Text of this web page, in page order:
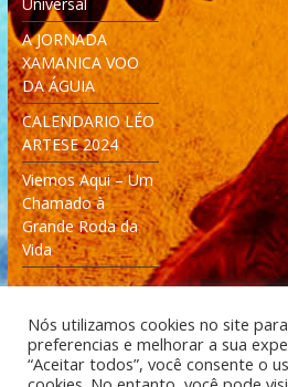
Universal
A JORNADA
XAMANICA VOO
DA ÁGUIA
CALENDARIO LÉO
ARTESE 2024
Viemos Aqui – Um
Chamado à
Grande Roda da
Vida
Nós utilizamos cookies no site
preferencias e melhorar a sua
“Aceitar todos”, você consente o